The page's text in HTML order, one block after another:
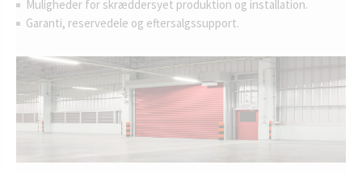
Muligheder for skræddersyet produktion og installation.
Garanti, reservedele og eftersalgssupport.